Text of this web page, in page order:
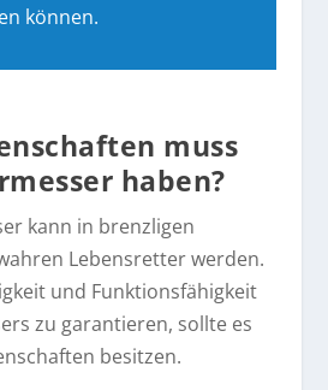
können.
muss
haben?
kann in brenzligen
Lebensretter werden.
und Funktionsfähigkeit
zu garantieren, sollte es
besitzen.